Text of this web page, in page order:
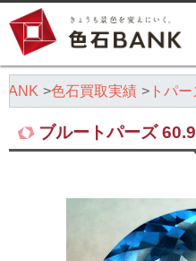
色石買取実績 トパ
ブルートパーズ